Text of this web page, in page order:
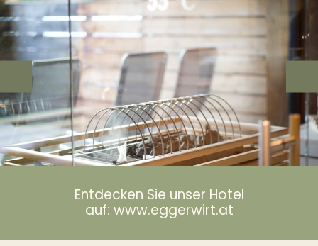
Entdecken Sie unser Hotel
auf: www.eggerwirt.at